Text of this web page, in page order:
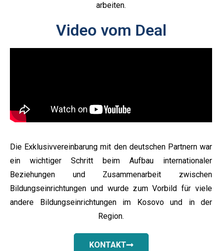
arbeiten.
Video vom Deal
Die Exklusivvereinbarung mit den deutschen Partnern war
ein wichtiger Schritt beim Aufbau internationaler
Beziehungen und Zusammenarbeit zwischen
Bildungseinrichtungen und wurde zum Vorbild für viele
andere Bildungseinrichtungen im Kosovo und in der
Region.
KONTAKT